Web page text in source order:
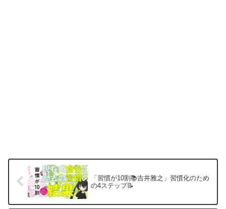
「習慣が10割📚吉井雅之」習慣化のため
の4ステップ📝